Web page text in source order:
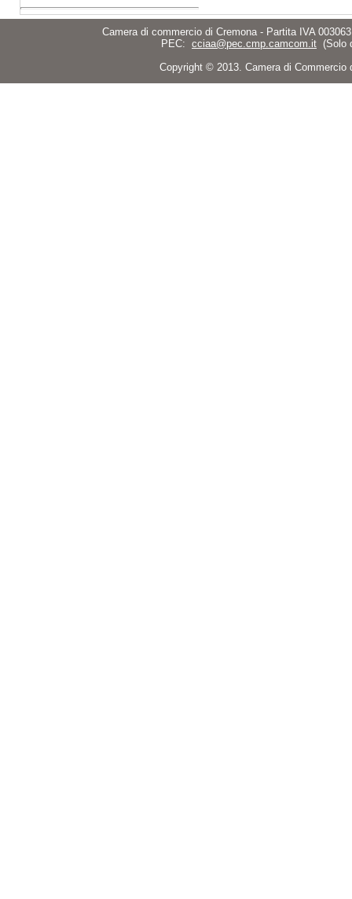
Camera di commercio di Cremona - Partita IVA
PEC: cciaa@pec.cmp.camcom.it (Solo
Copyright © 2013. Camera di